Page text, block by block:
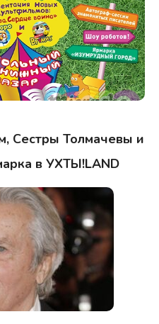
Сестры Толмачевы и
в УХТЫ!LAND